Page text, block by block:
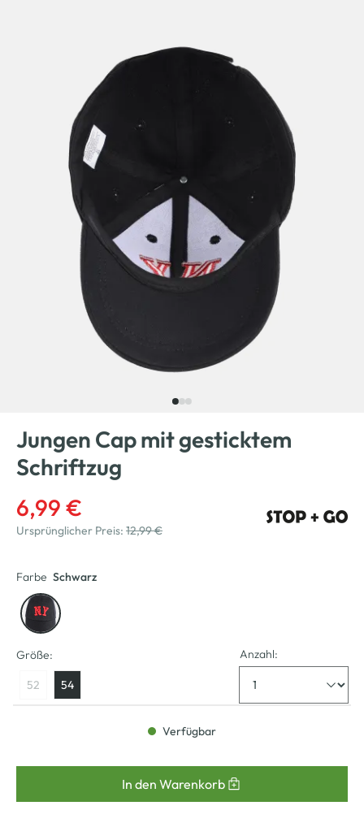
Jungen Cap mit gesticktem
Schriftzug
6,99 €
Ursprünglicher Preis: 12,99 €
Farbe Schwarz
Größe:
52 54
Anzahl:
Verfügbar
In den Warenkorb